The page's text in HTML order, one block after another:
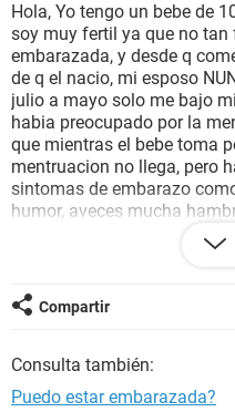
BIENESTAR
SEXUALIDAD
GLOSARIO
Hola, Yo tengo un bebe de
soy muy fertil ya que no
embarazada, y desde q
de q el nacio, mi esposo
julio a mayo solo me bajo
habia preocupado por la
que mientras el bebe toma
mentruacion no llega, pero
sintomas de embarazo
humor, aveces mucha
dolores de cabeza y al
he seguido asi hasta hace
llega ya mas preocupada
me salio positiva, y quisiera
pronto, nose que jacer..
Compartir
Consulta también:
Puedo estar embarazada?